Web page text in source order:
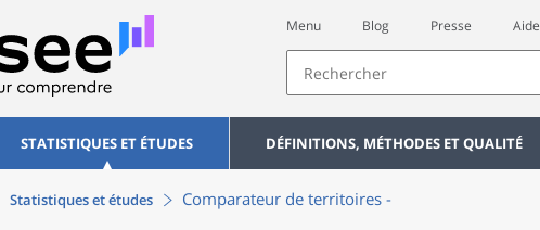
Menu Blog Presse Aide
STATISTIQUES ET ÉTUDES DÉFINITIONS, MÉTHODES ET QUALITÉ
Statistiques et études Comparateur de territoires -